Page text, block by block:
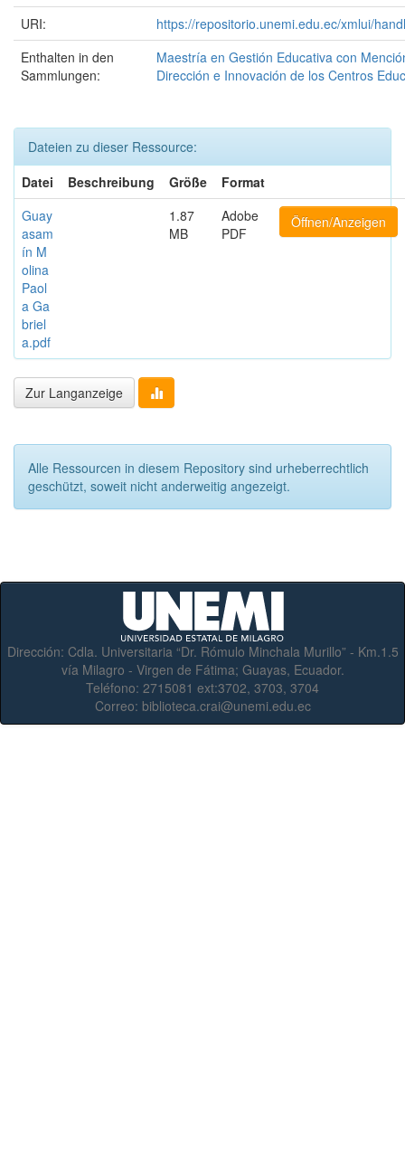
URI:
https://repositorio.unemi.edu.ec/xmlui/
Enthalten in den
Sammlungen:
Maestría en Gestión Educativa con
Dirección e Innovación de los Centros
Dateien zu dieser Ressource:
Datei
Beschreibung Größe
Format
Guay
asam
ín M
olina
Paol
a Ga
briel
a.pdf
1.87
MB
Adobe
PDF
Öffnen/Anzeigen
Zur Langanzeige
Alle Ressourcen in diesem Repository sind urheberrechtlich
geschützt, soweit nicht anderweitig angezeigt.
Dirección: Cdla. Universitaria “Dr. Rómulo Minchala Murillo” - Km.1.5
vía Milagro - Virgen de Fátima; Guayas, Ecuador.
Teléfono: 2715081 ext:3702, 3703, 3704
Correo: biblioteca.crai@unemi.edu.ec